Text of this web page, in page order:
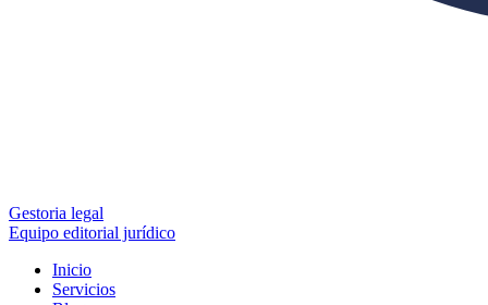
Gestoria legal
Equipo editorial jurídico
Inicio
Servicios